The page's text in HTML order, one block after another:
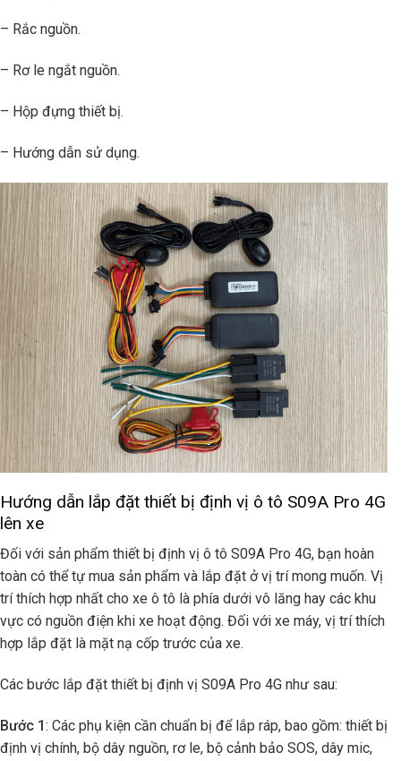
– Rắc nguồn.
– Rơ le ngắt nguồn.
– Hộp đựng thiết bị.
– Hướng dẫn sử dụng.
Hướng dẫn lắp đặt thiết bị định vị ô tô S09A Pro 4G
lên xe
Đối với sản phẩm thiết bị định vị ô tô S09A Pro 4G, bạn hoàn
toàn có thể tự mua sản phẩm và lắp đặt ở vị trí mong muốn. Vị
trí thích hợp nhất cho xe ô tô là phía dưới vô lăng hay các khu
vực có nguồn điện khi xe hoạt động. Đối với xe máy, vị trí thích
hợp lắp đặt là mặt nạ cốp trước của xe.
Các bước lắp đặt thiết bị định vị S09A Pro 4G như sau:
Bước 1: Các phụ kiện cần chuẩn bị để lắp ráp, bao gồm: thiết bị
định vị chính, bộ dây nguồn, rơ le, bộ cảnh bảo SOS, dây mic,